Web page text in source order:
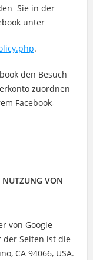
Sie in der
unter
.
den Besuch
zuordnen
Facebook-
NUTZUNG VON
von Google
der Seiten ist die
CA 94066, USA.